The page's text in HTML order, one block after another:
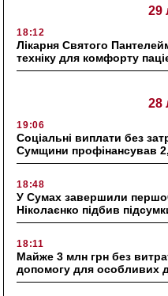
29
18:12
Лікарня Святого
техніку для комфорту
28
19:06
Соціальні виплати без
Сумщини профінансував
18:48
У Сумах завершили
Ніколаєнко підбив
18:11
Майже 3 млн грн без
допомогу для особливих